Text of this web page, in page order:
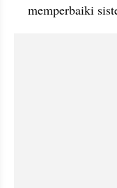
memperbaiki